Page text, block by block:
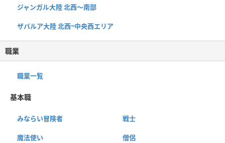
ジャンガル大陸 北西〜南部
ザバルア大陸 北西~中央西エリア
職業
職業一覧
基本職
みならい冒険者 戦士
魔法使い 僧侶